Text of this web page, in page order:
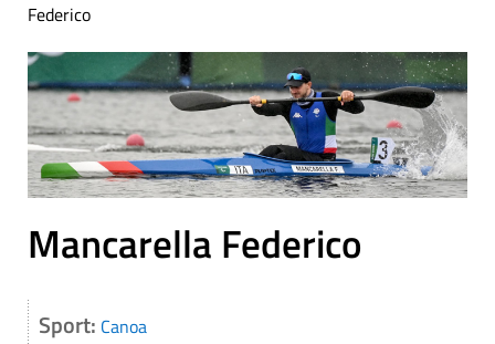
Federico
Mancarella Federico
Sport: Canoa